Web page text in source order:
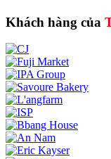
Khách hàng của